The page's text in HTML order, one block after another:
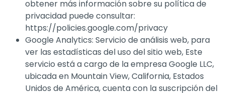
obtener más información sobre su política de
privacidad puede consultar:
https://policies.google.com/privacy
Google Analytics: Servicio de análisis web, para
ver las estadísticas del uso del sitio web, Este
servicio está a cargo de la empresa Google LLC,
ubicada en Mountain View, California, Estados
Unidos de América, cuenta con la suscripción del